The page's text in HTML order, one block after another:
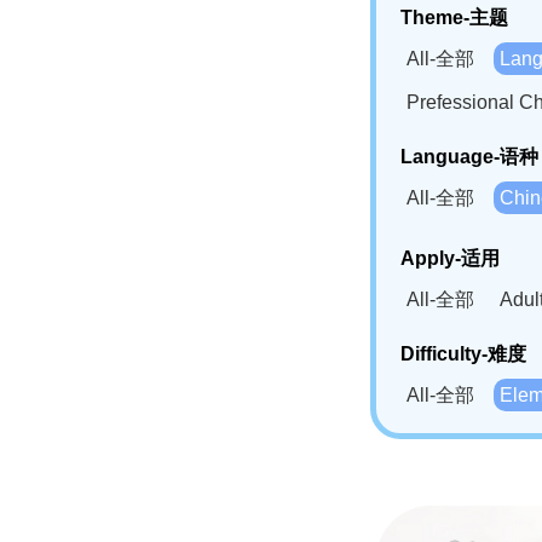
Theme-主题
All-全部
Prefessional
Language-语种
All-全部
Bahasa
Swahili(SW)-
Apply-适用
All-全部
Difficulty-难度
All-全部